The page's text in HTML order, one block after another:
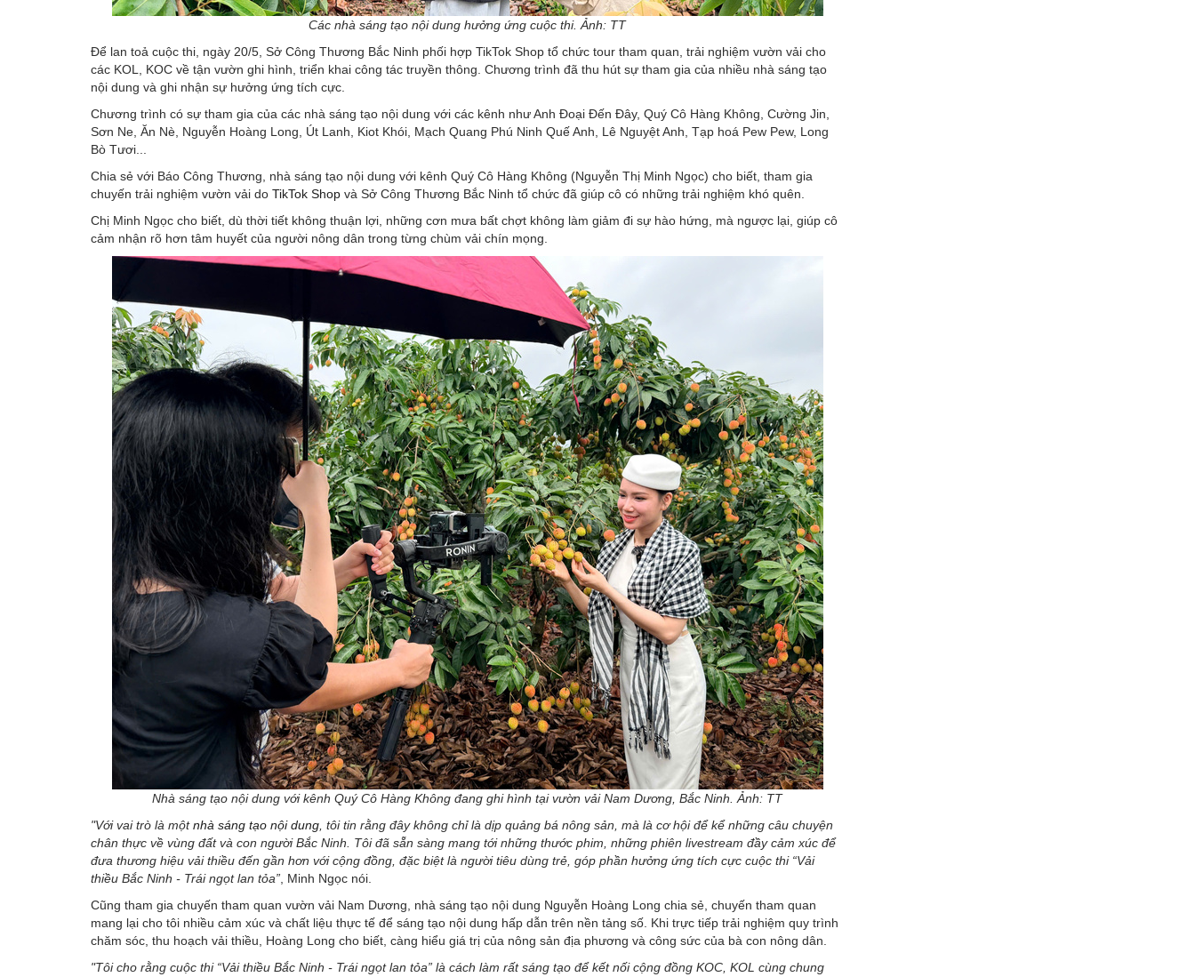
Các nhà sáng tạo nội dung hưởng ứng cuộc thi. Ảnh: TT
Để lan toả cuộc thi, ngày 20/5, Sở Công Thương Bắc Ninh phối hợp TikTok Shop tổ chức tour tham quan, trải nghiệm vườn vải cho
các KOL, KOC về tận vườn ghi hình, triển khai công tác truyền thông. Chương trình đã thu hút sự tham gia của nhiều nhà sáng tạo
nội dung và ghi nhận sự hưởng ứng tích cực.
Chương trình có sự tham gia của các nhà sáng tạo nội dung với các kênh như Anh Đoại Đến Đây, Quý Cô Hàng Không, Cường Jin,
Sơn Ne, Ăn Nè, Nguyễn Hoàng Long, Út Lanh, Kiot Khói, Mạch Quang Phú Ninh Quế Anh, Lê Nguyệt Anh, Tạp hoá Pew Pew, Long
Bò Tươi...
Chia sẻ với Báo Công Thương, nhà sáng tạo nội dung với kênh Quý Cô Hàng Không (Nguyễn Thị Minh Ngọc) cho biết, tham gia
chuyến trải nghiệm vườn vải do TikTok Shop và Sở Công Thương Bắc Ninh tổ chức đã giúp cô có những trải nghiệm khó quên.
Chị Minh Ngọc cho biết, dù thời tiết không thuận lợi, những cơn mưa bất chợt không làm giảm đi sự hào hứng, mà ngược lại, giúp cô
cảm nhận rõ hơn tâm huyết của người nông dân trong từng chùm vải chín mọng.
Nhà sáng tạo nội dung với kênh Quý Cô Hàng Không đang ghi hình tại vườn vải Nam Dương, Bắc Ninh. Ảnh: TT
"Với vai trò là mộtnhà sáng tạo nội dung , tôi tin rằng đây không chỉ là dịp quảng bá nông sản, mà là cơ hội để kể những câu chuyện
chân thực về vùng đất và con người Bắc Ninh. Tôi đã sẵn sàng mang tới những thước phim, những phiên livestream đầy cảm xúc để
đưa thương hiệu vải thiều đến gần hơn với cộng đồng, đặc biệt là người tiêu dùng trẻ, góp phần hưởng ứng tích cực cuộc thi “Vải
thiều Bắc Ninh - Trái ngọt lan tỏa” , Minh Ngọc nói.
Cũng tham gia chuyến tham quan vườn vải Nam Dương, nhà sáng tạo nội dung Nguyễn Hoàng Long chia sẻ, chuyến tham quan
mang lại cho tôi nhiều cảm xúc và chất liệu thực tế để sáng tạo nội dung hấp dẫn trên nền tảng số. Khi trực tiếp trải nghiệm quy trình
chăm sóc, thu hoạch vải thiều, Hoàng Long cho biết, càng hiểu giá trị của nông sản địa phương và công sức của bà con nông dân.
"Tôi cho rằng cuộc thi “Vải thiều Bắc Ninh - Trái ngọt lan tỏa” là cách làm rất sáng tạo để kết nối cộng đồng KOC, KOL cùng chung